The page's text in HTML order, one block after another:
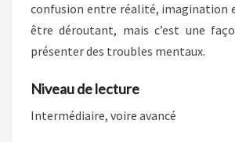
confusion entre réalité, imagination
être déroutant, mais c’est une
présenter des troubles mentaux.
Niveau de lecture
Intermédiaire, voire avancé